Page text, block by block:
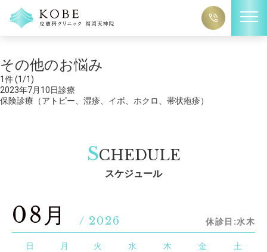
Warning: Undefined variable $term_slug in
/home/c6761797/public_html/kobe-clinic-fukuoka.co
m/wp-content/themes/kobe-fukuoka-2023/tag.php
その他のお悩み
1件 (1/1)
2023年7月10日診療
保険診療（アトピー、湿疹、イボ、ホクロ、帯状疱疹）
SCHEDULE
スケジュール
08月 / 2026 休診日:水木
日 月 火 水 木 金 土